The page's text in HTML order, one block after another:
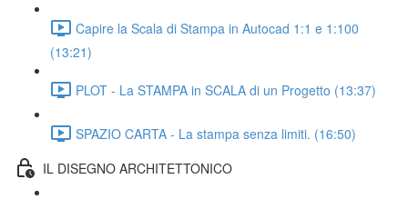
Capire la Scala di Stampa in Autocad 1:1 e 1:100
(13:21)
PLOT - La STAMPA in SCALA di un Progetto (13:37)
SPAZIO CARTA - La stampa senza limiti. (16:50)
IL DISEGNO ARCHITETTONICO